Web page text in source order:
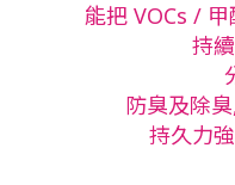
能把 VOCs /
持
防臭及除
持久力